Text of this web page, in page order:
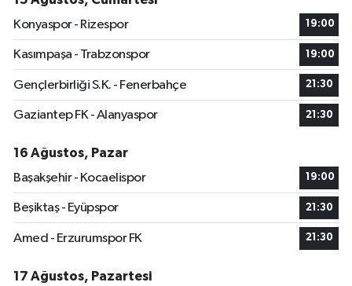
Konyaspor - Rizespor
19:00
Kasımpaşa - Trabzonspor 19:00
Gençlerbirliği S.K. - Fenerbahçe 21:30
Gaziantep FK - Alanyaspor 21:30
16 Ağustos, Pazar
Başakşehir - Kocaelispor
19:00
Beşiktaş - Eyüpspor 21:30
Amed - Erzurumspor FK 21:30
17 Ağustos, Pazartesi